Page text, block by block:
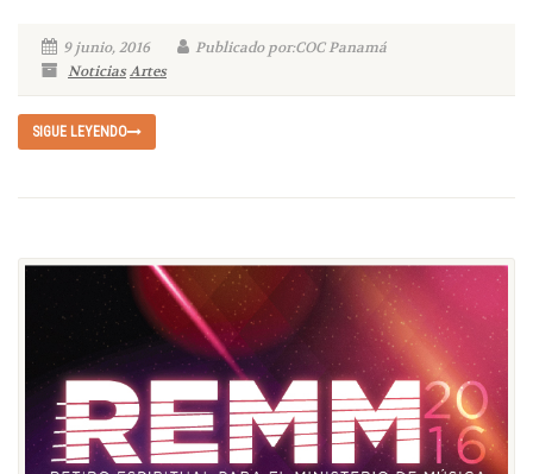
9 junio, 2016
Publicado por:COC Panamá
NoticiasArtes
SIGUE LEYENDO